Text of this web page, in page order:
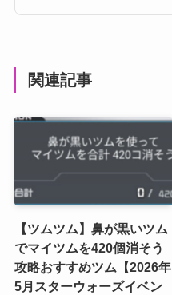
関連記事
【ツムツム】鼻が黒いツム
でマイツムを420個消そう
攻略おすすめツム【2026年
5月スターウォーズイベン